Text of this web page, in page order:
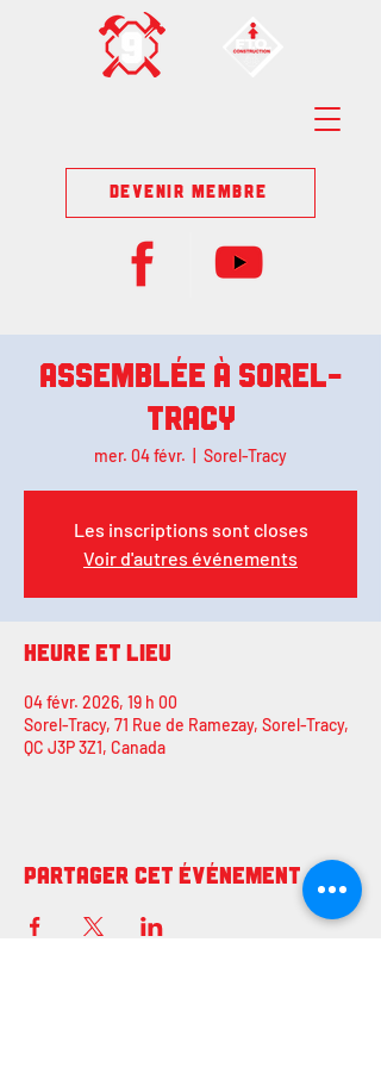
DEVENIR MEMBRE
Assemblée à Sorel-
Tracy
mer. 04 févr. Sorel-Tracy
Les inscriptions sont closes
Voir d'autres événements
Heure et lieu
04 févr. 2026, 19 h 00
Sorel-Tracy, 71 Rue de Ramezay, Sorel-Tracy,
QC J3P 3Z1, Canada
Partager cet événement